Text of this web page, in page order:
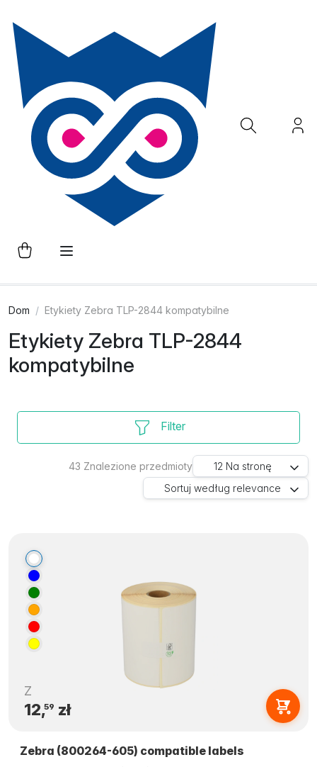
Dom Etykiety Zebra TLP-2844 kompatybilne
Etykiety Zebra TLP-2844
kompatybilne
Filter
43 Znalezione przedmioty 12 Na stronę
Sortuj według relevance
Z
12,59 zł
Zebra (800264-605) compatible labels